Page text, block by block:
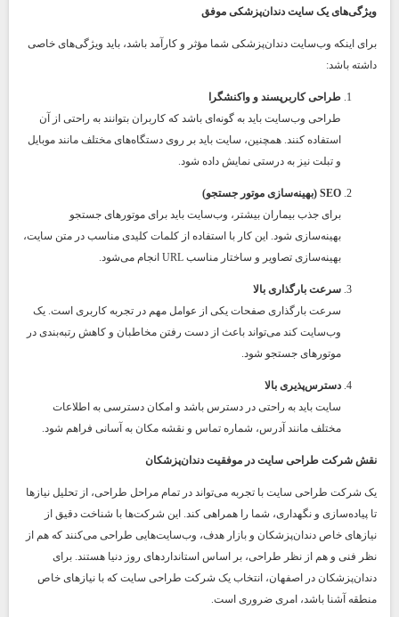
ویژگی‌های یک سایت دندان‌پزشکی موفق
برای اینکه وب‌سایت دندان‌پزشکی شما مؤثر و کارآمد باشد، باید ویژگی‌های خاصی
داشته باشد:
طراحی کاربرپسند و واکنشگرا
طراحی وب‌سایت باید به گونه‌ای باشد که کاربران بتوانند به راحتی از آن
استفاده کنند. همچنین، سایت باید بر روی دستگاه‌های مختلف مانند موبایل
و تبلت نیز به درستی نمایش داده شود.
SEO (بهینه‌سازی موتور جستجو)
برای جذب بیماران بیشتر، وب‌سایت باید برای موتورهای جستجو
بهینه‌سازی شود. این کار با استفاده از کلمات کلیدی مناسب در متن سایت،
بهینه‌سازی تصاویر و ساختار مناسب URL انجام می‌شود.
سرعت بارگذاری بالا
سرعت بارگذاری صفحات یکی از عوامل مهم در تجربه کاربری است. یک
وب‌سایت کند می‌تواند باعث از دست رفتن مخاطبان و کاهش رتبه‌بندی در
موتورهای جستجو شود.
دسترس‌پذیری بالا
سایت باید به راحتی در دسترس باشد و امکان دسترسی به اطلاعات
مختلف مانند آدرس، شماره تماس و نقشه مکان به آسانی فراهم شود.
نقش شرکت طراحی سایت در موفقیت دندان‌پزشکان
یک شرکت طراحی سایت با تجربه می‌تواند در تمام مراحل طراحی، از تحلیل نیازها
تا پیاده‌سازی و نگهداری، شما را همراهی کند. این شرکت‌ها با شناخت دقیق از
نیازهای خاص دندان‌پزشکان و بازار هدف، وب‌سایت‌هایی طراحی می‌کنند که هم از
نظر فنی و هم از نظر طراحی، بر اساس استانداردهای روز دنیا هستند. برای
دندان‌پزشکان در اصفهان، انتخاب یک شرکت طراحی سایت که با نیازهای خاص
منطقه آشنا باشد، امری ضروری است.